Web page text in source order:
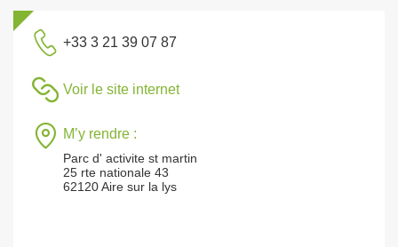
+33 3 21 39 07 87
Voir le site internet
M’y rendre :
Parc d' activite st martin
25 rte nationale 43
62120 Aire sur la lys